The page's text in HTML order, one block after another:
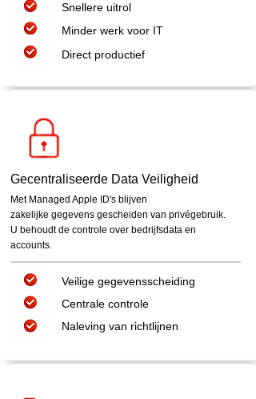
Snellere uitrol
Minder werk voor IT
Direct productief
Gecentraliseerde Data Veiligheid
Met Managed Apple ID's blijven
zakelijke gegevens gescheiden van privégebruik.
U behoudt de controle over bedrijfsdata en
accounts.
Veilige gegevensscheiding
Centrale controle
Naleving van richtlijnen